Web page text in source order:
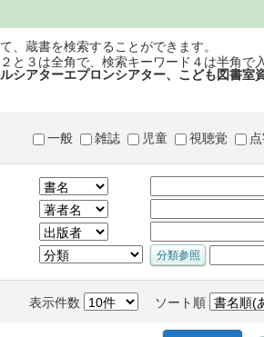
、蔵書を検索することができます。
と３は全角で、検索キーワード４は半角で
シアターエプロンシアター、こども図書室
一般 雑誌 児童 視聴覚
表示件数 ソート順